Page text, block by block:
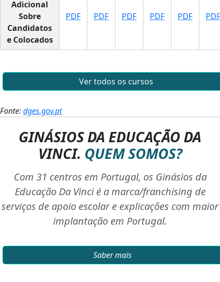
Adicional
Sobre
Candidatos
e Colocados
PDF PDF PDF PDF PDF PDF
Ver todos os cursos
Fonte:dges.gov.pt
GINÁSIOS DA EDUCAÇÃO DA
VINCI. QUEM SOMOS?
Com 31 centros em Portugal, os Ginásios da
Educação Da Vinci é a marca/franchising de
serviços de apoio escolar e explicações com maior
implantação em Portugal.
Saber mais